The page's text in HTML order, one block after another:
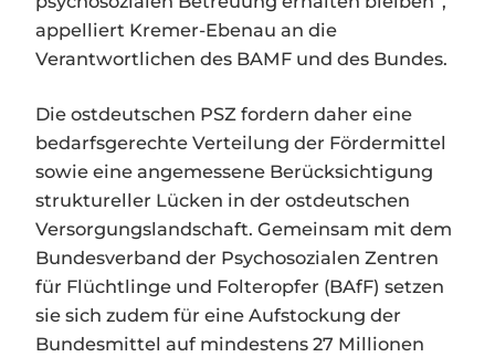
appelliert Kremer-Ebenau an die
Verantwortlichen des BAMF und des Bundes.
Die ostdeutschen PSZ fordern daher eine
bedarfsgerechte Verteilung der Fördermittel
sowie eine angemessene Berücksichtigung
struktureller Lücken in der ostdeutschen
Versorgungslandschaft. Gemeinsam mit dem
Bundesverband der Psychosozialen Zentren
für Flüchtlinge und Folteropfer (BAfF) setzen
sie sich zudem für eine Aufstockung der
Bundesmittel auf mindestens 27 Millionen